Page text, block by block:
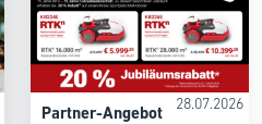
28.07.2026
Partner-Angebot